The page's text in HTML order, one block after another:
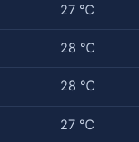
27 ℃
28 ℃
28 ℃
27 ℃